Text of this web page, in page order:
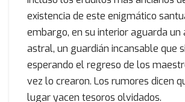
existencia de este enigmático
embargo, en su interior aguarda un
astral, un guardián incansable que
esperando el regreso de los
vez lo crearon. Los rumores dicen
lugar yacen tesoros olvidados.